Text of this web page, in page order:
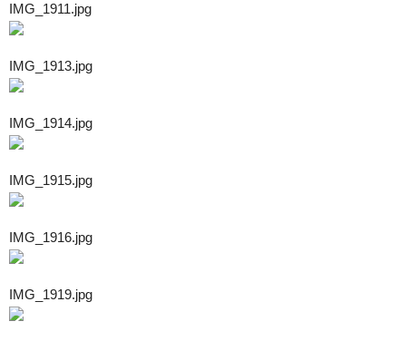
IMG_1911.jpg
IMG_1913.jpg
IMG_1914.jpg
IMG_1915.jpg
IMG_1916.jpg
IMG_1919.jpg